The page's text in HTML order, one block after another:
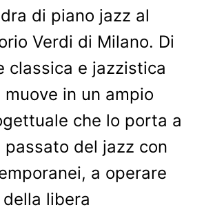
di piano jazz al
Verdi di Milano. Di
classica e jazzistica
in un ampio
che lo porta a
del jazz con
a operare
libera